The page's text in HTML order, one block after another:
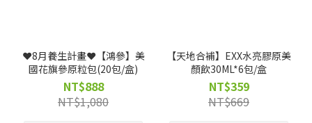
❤️8月養生計畫❤️【鴻參】美
國花旗參原粒包(20包/盒)
NT$888
NT$1,080
【天地合補】EXX水亮膠原美
顏飲30ML*6包/盒
NT$359
NT$669